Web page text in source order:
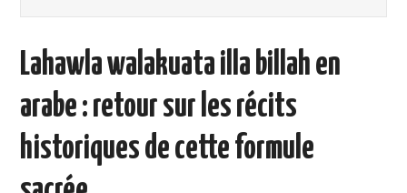
CINÉMA
MUSIQUE
DROIT
Lahawla walakuata illa billah en
arabe : retour sur les récits
historiques de cette formule